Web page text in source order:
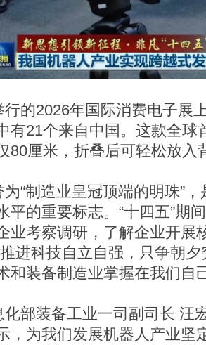
的2026年国际消费电子展
有21个来自中国。这款全球
80厘米，折叠后可轻松放入
“制造业皇冠顶端的明珠”，
平的重要标志。“十四五”期
业考察调研，了解企业开展
进科技自立自强，只争朝夕
和装备制造业掌握在我们自
部装备工业一司副司长 汪
，为我们发展机器人产业坚